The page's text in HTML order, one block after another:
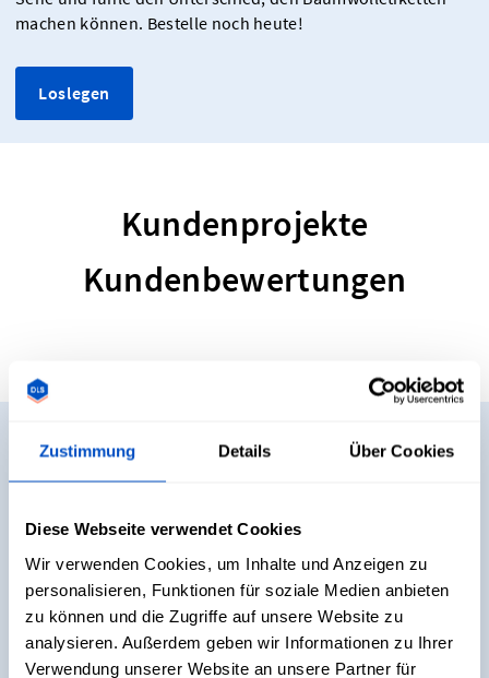
Zustimmung Details Über Cookies
Diese Webseite verwendet Cookies
Wir verwenden Cookies, um Inhalte und Anzeigen zu
personalisieren, Funktionen für soziale Medien anbieten
zu können und die Zugriffe auf unsere Website zu
analysieren. Außerdem geben wir Informationen zu Ihrer
Verwendung unserer Website an unsere Partner für
machen können. Bestelle noch heute!
Loslegen
Kundenprojekte
Kundenbewertungen
Möchtest du Muster
bestellen?
Willst du unsere Etiketten sehen und anfassen, bevor du
dich für einen Kauf entscheidest? Kein Problem. Lass dir
unser Musterpäckchen direkt nach Hause schicken!
Muster bestellen